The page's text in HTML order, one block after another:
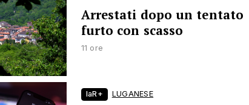
Arrestati dopo un tentato
furto con scasso
11 ore
laR+ LUGANESE